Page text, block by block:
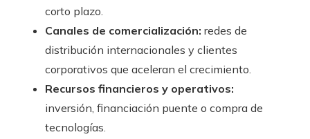
corto plazo.
Canales de comercialización: redes de
distribución internacionales y clientes
corporativos que aceleran el crecimiento.
Recursos financieros y operativos:
inversión, financiación puente o compra de
tecnologías.